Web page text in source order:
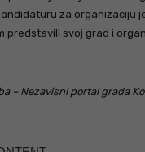
za organizaciju
predstavili svoj grad i
– Nezavisni portal grada